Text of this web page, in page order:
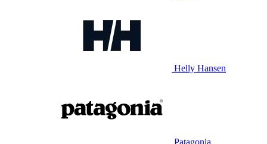
Helly Hansen
Patagonia